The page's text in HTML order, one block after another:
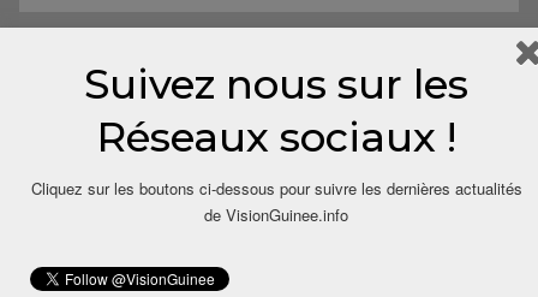
Save my name, email, and website in this browser for the next
time I comment.
Suivez nous sur les
Réseaux sociaux !
Cliquez sur les boutons ci-dessous pour suivre les dernières actualités
de VisionGuinee.info